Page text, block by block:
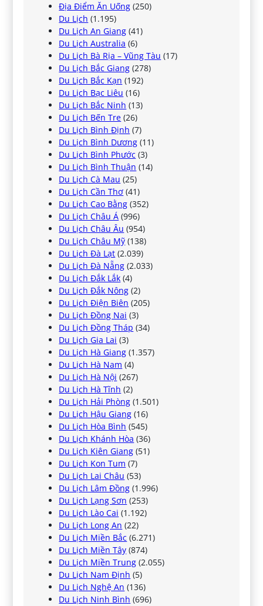
Địa Điểm Ăn Uống (250)
Du Lịch (1.195)
Du Lịch An Giang (41)
Du Lịch Australia (6)
Du Lịch Bà Rịa – Vũng Tàu (17)
Du Lịch Bắc Giang (278)
Du Lịch Bắc Kạn (192)
Du Lịch Bạc Liêu (16)
Du Lịch Bắc Ninh (13)
Du Lịch Bến Tre (26)
Du Lịch Bình Định (7)
Du Lịch Bình Dương (11)
Du Lịch Bình Phước (3)
Du Lịch Bình Thuận (14)
Du Lịch Cà Mau (25)
Du Lịch Cần Thơ (41)
Du Lịch Cao Bằng (352)
Du Lịch Châu Á (996)
Du Lịch Châu Âu (954)
Du Lịch Châu Mỹ (138)
Du Lịch Đà Lạt (2.039)
Du Lịch Đà Nẵng (2.033)
Du Lịch Đắk Lắk (4)
Du Lịch Đắk Nông (2)
Du Lịch Điện Biên (205)
Du Lịch Đồng Nai (3)
Du Lịch Đồng Tháp (34)
Du Lịch Gia Lai (3)
Du Lịch Hà Giang (1.357)
Du Lịch Hà Nam (4)
Du Lịch Hà Nội (267)
Du Lịch Hà Tĩnh (2)
Du Lịch Hải Phòng (1.501)
Du Lịch Hậu Giang (16)
Du Lịch Hòa Bình (545)
Du Lịch Khánh Hòa (36)
Du Lịch Kiên Giang (51)
Du Lịch Kon Tum (7)
Du Lịch Lai Châu (53)
Du Lịch Lâm Đồng (1.996)
Du Lịch Lạng Sơn (253)
Du Lịch Lào Cai (1.192)
Du Lịch Long An (22)
Du Lịch Miền Bắc (6.271)
Du Lịch Miền Tây (874)
Du Lịch Miền Trung (2.055)
Du Lịch Nam Định (5)
Du Lịch Nghệ An (136)
Du Lịch Ninh Bình (696)